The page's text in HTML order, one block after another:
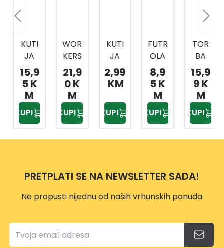
KUTI
JA
ORG
ANIZ
ER K-
ORG
-10
15,9
5 K
M
KUPI
WOR
KERS
BEST
KOV
ČEG
ZA
ALAT
20
21,9
0 K
M
KUPI
KUTI
JA
ORG
ANIZ
ORG
-7
TRAN
SPAR
2,99
KM
KUPI
FUTR
OLA
ZA
BUŠIL
ICU
HTBP
0301
28
8,9
5 K
M
KUPI
TOR
BA
ZA
ALAT
HTBP
0203
28
15,9
9 K
M
KUPI
PRETPLATI SE NA NEWSLETTER SADA!
Ne propusti nijednu od naših vrhunskih ponuda